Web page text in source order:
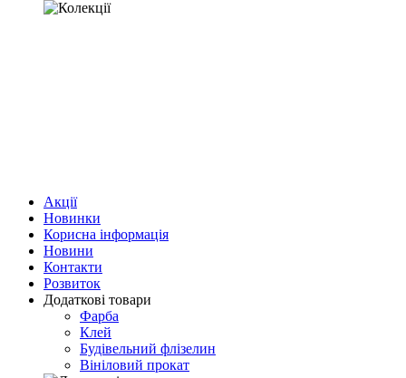
Акції
Новинки
Корисна інформація
Новини
Контакти
Розвиток
Додаткові товари
Фарба
Клей
Будівельний флізелин
Вініловий прокат